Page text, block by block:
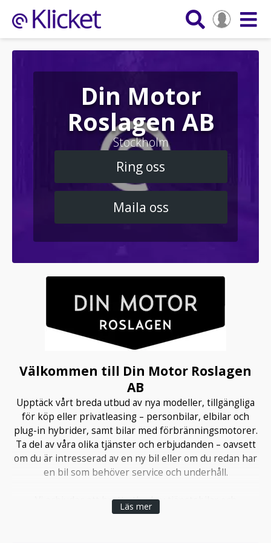
Din Motor
Roslagen AB
Stockholm
Ring oss
Maila oss
Välkommen till Din Motor Roslagen
AB
Upptäck vårt breda utbud av nya modeller, tillgängliga
för köp eller privatleasing – personbilar, elbilar och
plug-in hybrider, samt bilar med förbränningsmotorer.
Ta del av våra olika tjänster och erbjudanden – oavsett
om du är intresserad av en ny bil eller om du redan har
en bil som behöver service och underhåll.
Vi erbjuder ett brett utbud av tjänstebilar och
transportbilar för företag, tillsammans med
Läs mer